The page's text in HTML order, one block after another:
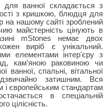
для ванної складається з
з кришкою, блюдця для
на нашому сайті зроблений
майстерність цінують в
mStones немає двох
виріб є унікальний.
елементами інтер'єру з
кам'яною раковиною чи
ванної, спальні, вітальної
затишним. Вся
і європейським стандартам
в спеціальній
цілісність.